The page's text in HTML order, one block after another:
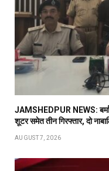
JAMSHEDPUR NEWS:
शूटर समेत तीन गिरफ्तार, दो
AUGUST 7, 2026